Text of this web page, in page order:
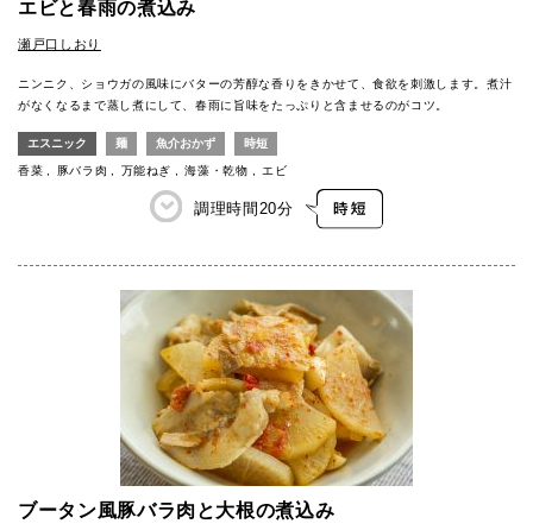
エビと春雨の煮込み
瀬戸口しおり
ニンニク、ショウガの風味にバターの芳醇な香りをきかせて、食欲を刺激します。煮汁
がなくなるまで蒸し煮にして、春雨に旨味をたっぷりと含ませるのがコツ。
エスニック 麺 魚介おかず 時短
香菜 豚バラ肉 万能ねぎ 海藻・乾物 エビ
調理時間 20分
ブータン風豚バラ肉と大根の煮込み